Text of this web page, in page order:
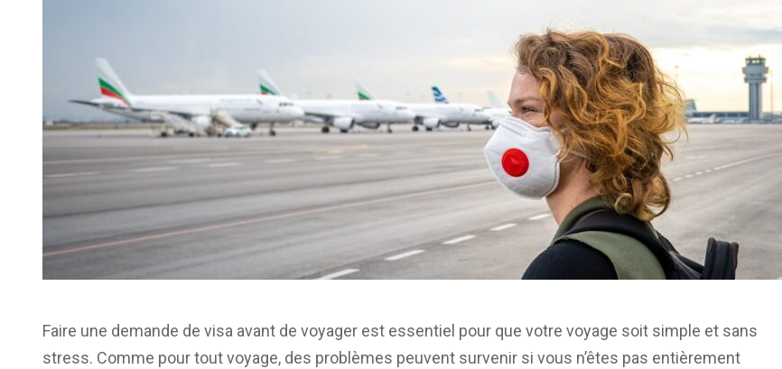
Faire une demande de visa avant de voyager est essentiel pour que votre voyage soit simple et sans
stress. Comme pour tout voyage, des problèmes peuvent survenir si vous n’êtes pas entièrement